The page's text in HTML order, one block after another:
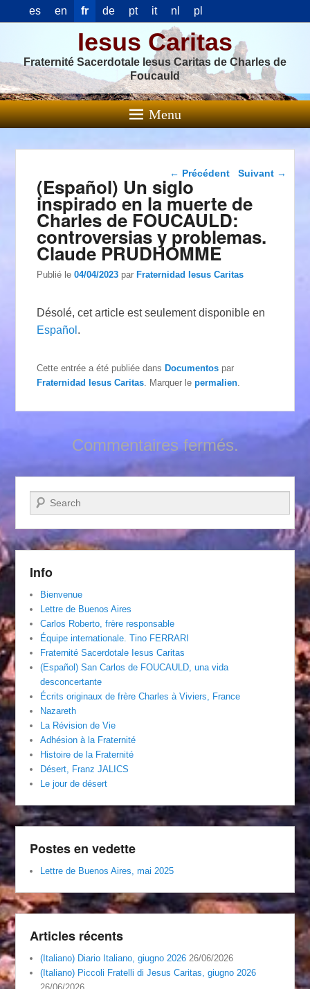
es en fr de pt it nl pl
Iesus Caritas
Fraternité Sacerdotale Iesus Caritas de Charles de
Foucauld
Menu
Navigation dans les
← Précédent Suivant →
(Español) Un siglo
inspirado en la muerte de
Charles de FOUCAULD:
controversias y problemas.
Claude PRUDHOMME
Publié le04/04/2023 parFraternidad Iesus Caritas
Désolé, cet article est seulement disponible en
Español .
Cette entrée a été publiée dansDocumentos par
Fraternidad Iesus Caritas . Marquer lepermalien
Commentaires fermés.
Recherche
Info
Bienvenue
Lettre de Buenos Aires
Carlos Roberto, frère responsable
Équipe internationale. Tino FERRARI
Fraternité Sacerdotale Iesus Caritas
(Español) San Carlos de FOUCAULD, una vida
desconcertante
Écrits originaux de frère Charles à Viviers, France
Nazareth
La Révision de Vie
Adhésion à la Fraternité
Histoire de la Fraternité
Désert, Franz JALICS
Le jour de désert
Postes en vedette
Lettre de Buenos Aires, mai 2025
Articles récents
(Italiano) Diario Italiano, giugno 2026 26/06/2026
(Italiano) Piccoli Fratelli di Jesus Caritas, giugno 2026